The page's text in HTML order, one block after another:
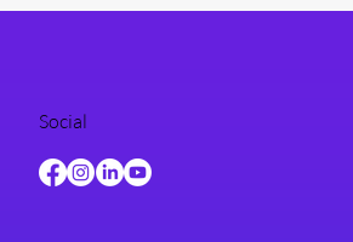
Social